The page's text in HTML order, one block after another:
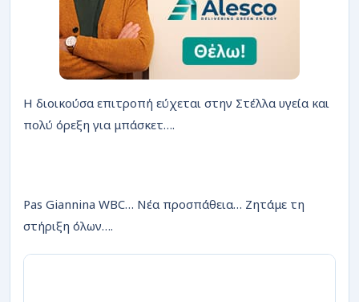
Η διοικούσα επιτροπή εύχεται στην Στέλλα υγεία και
πολύ όρεξη για μπάσκετ….
Pas Giannina WBC… Νέα προσπάθεια… Ζητάμε τη
στήριξη όλων….